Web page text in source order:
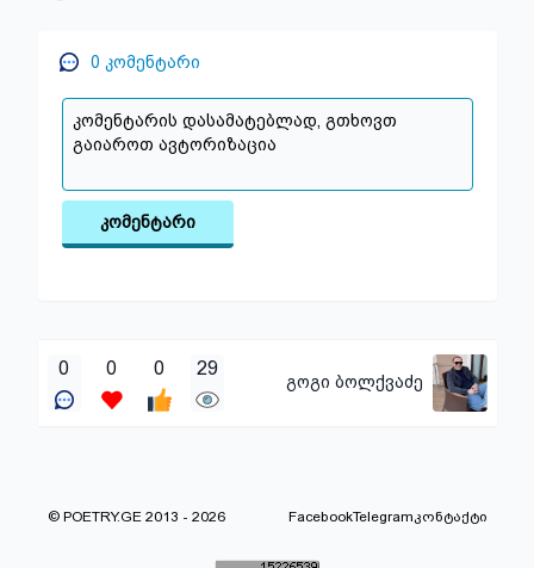
0 კომენტარი
კომენტარი
0 0 0 29
გოგი ბოლქვაძე
© POETRY.GE 2013 - 2026 FacebookTelegramკონტაქტი